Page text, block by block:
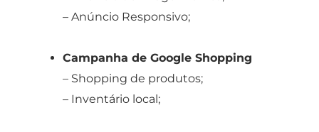
– Anúncio Responsivo;
Campanha de Google Shopping
– Shopping de produtos;
– Inventário local;